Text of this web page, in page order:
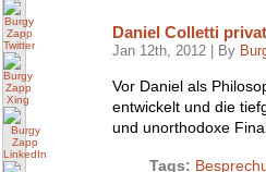
Daniel Colletti
Jan 12th, 2012 | By
Vor Daniel als
entwickelt und die
und unorthodoxe
Tags: